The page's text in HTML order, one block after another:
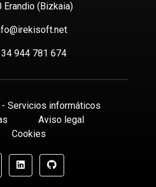
Erandio (Bizkaia)
944 781 674
- Servicios informáticos
Aviso legal
Cookies